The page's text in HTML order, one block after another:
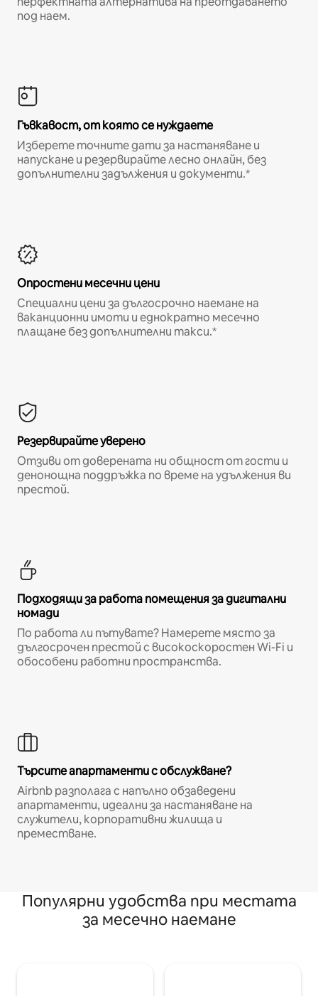
под наем.
Гъвкавост, от която се нуждаете
Изберете точните дати за настаняване и
напускане и резервирайте лесно онлайн, без
допълнителни задължения и документи.*
Опростени месечни цени
Специални цени за дългосрочно наемане на
ваканционни имоти и еднократно месечно
плащане без допълнителни такси.*
Резервирайте уверено
Отзиви от доверената ни общност от гости и
денонощна поддръжка по време на удължения ви
престой.
Подходящи за работа помещения за дигитални
номади
По работа ли пътувате? Намерете място за
дългосрочен престой с високоскоростен Wi-Fi и
обособени работни пространства.
Търсите апартаменти с обслужване?
Airbnb разполага с напълно обзаведени
апартаменти, идеални за настаняване на
служители, корпоративни жилища и
преместване.
Популярни удобства при местата
за месечно наемане